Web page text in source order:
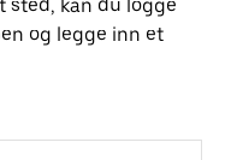
sted, kan du logge
og legge inn et